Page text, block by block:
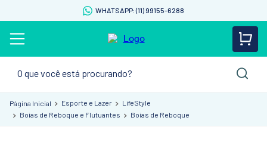
WHATSAPP: (11) 99155-6288
Esporte e Lazer
LifeStyle
Boias de Reboque e Flutuantes
Boias de Reboque